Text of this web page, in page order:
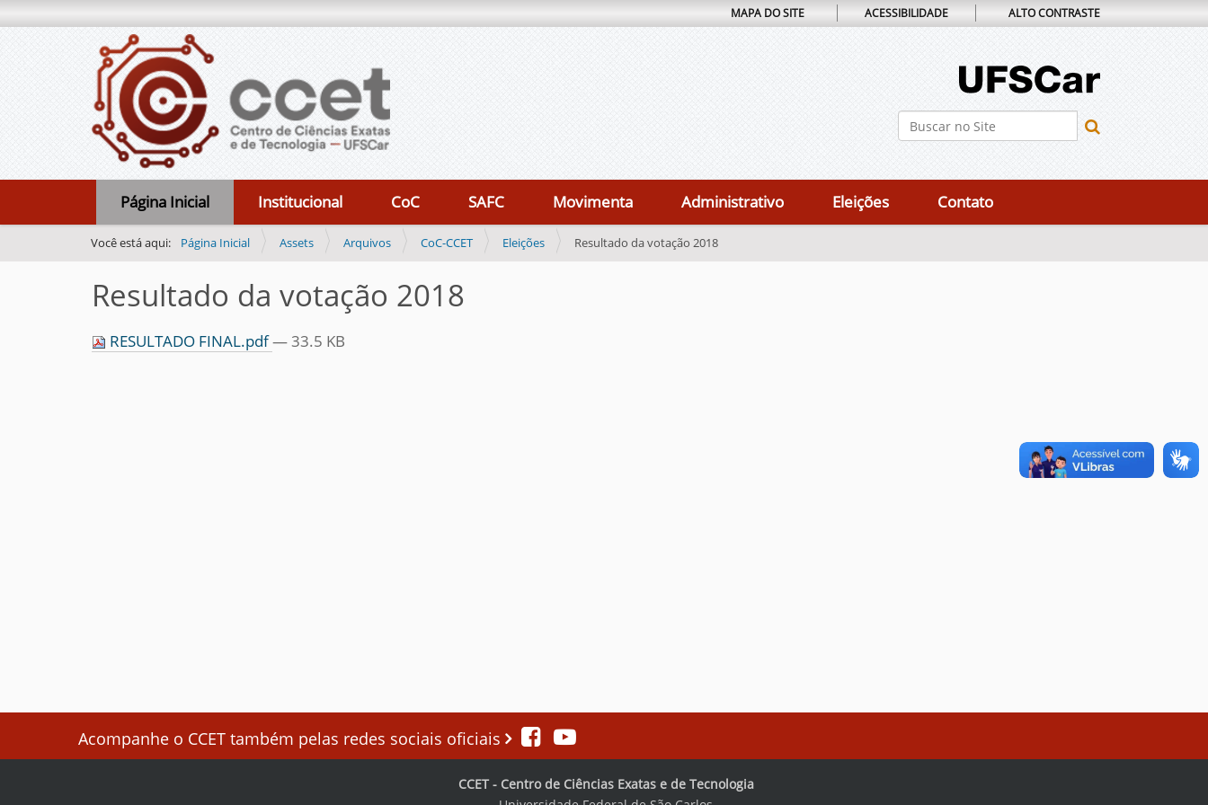
Busca
MAPA DO SITE ACESSIBILIDADE ALTO CONTRASTE
Página Inicial Institucional CoC SAFC Movimenta Administrativo Eleições Contato
Você está aqui: Página Inicial Assets Arquivos CoC-CCET Eleições Resultado da votação 2018
Resultado da votação 2018
RESULTADO FINAL.pdf— 33.5 KB
Acompanhe o CCET também pelas redes sociais oficiais
CCET - Centro de Ciências Exatas e de Tecnologia